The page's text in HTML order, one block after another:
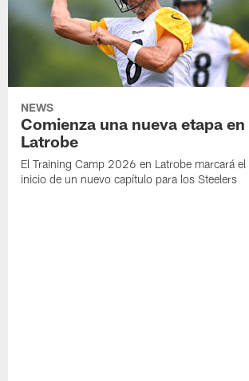
NEWS
Comienza una nueva etapa en
Latrobe
El Training Camp 2026 en Latrobe marcará el
inicio de un nuevo capítulo para los Steelers